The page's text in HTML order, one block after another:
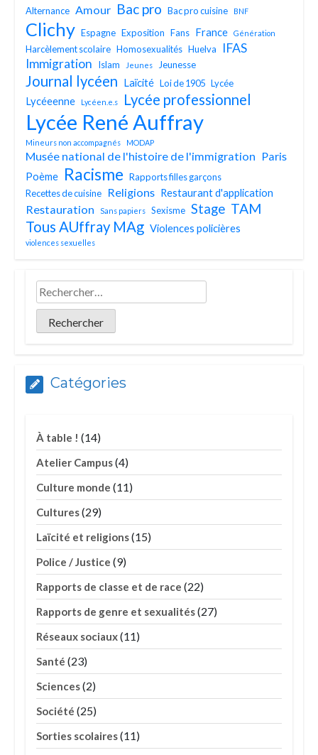
Alternance Amour Bac pro Bac pro cuisine BNF
Clichy Espagne Exposition Fans France Génération
Harcèlement scolaire Homosexualités Huelva
IFAS
Immigration
Islam Jeunes Jeunesse
Journal lycéen Laïcité Loi de 1905 Lycée
Lycéeenne Lycéen.e.s Lycée professionnel
Lycée René Auffray
Mineurs non accompagnés MODAP
Musée national de l'histoire de l'immigration Paris
Poème Racisme Rapports filles garçons
Recettes de cuisine
Religions Restaurant d'application
Restauration Sans papiers Sexisme Stage TAM
Tous AUffray MAg Violences policières
violences sexuelles
Catégories
À table ! (14)
Atelier Campus(4)
Culture monde (11)
Cultures(29)
Laïcité et religions(15)
Police / Justice (9)
Rapports de classe et de race (22)
Rapports de genre et sexualités(27)
Réseaux sociaux(11)
Santé (23)
Sciences(2)
Société (25)
Sorties scolaires(11)